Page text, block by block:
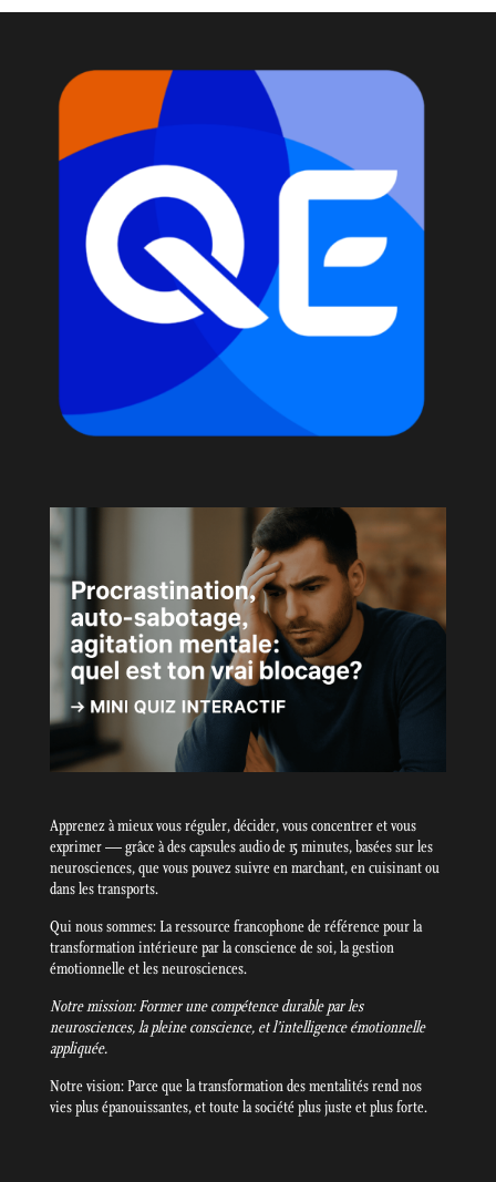
Apprenez à mieux vous réguler, décider, vous concentrer et vous
exprimer — grâce à des capsules audio de 15 minutes, basées sur les
neurosciences, que vous pouvez suivre en marchant, en cuisinant ou
dans les transports.
Qui nous sommes: La ressource francophone de référence pour la
transformation intérieure par la conscience de soi, la gestion
émotionnelle et les neurosciences.
Notre mission: Former une compétence durable par les
neurosciences, la pleine conscience, et l’intelligence émotionnelle
appliquée.
Notre vision: Parce que la transformation des mentalités rend nos
vies plus épanouissantes, et toute la société plus juste et plus forte.